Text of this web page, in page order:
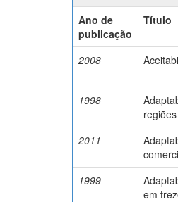
Ano de
publicação
Título
2008
1998
2011
1999
em